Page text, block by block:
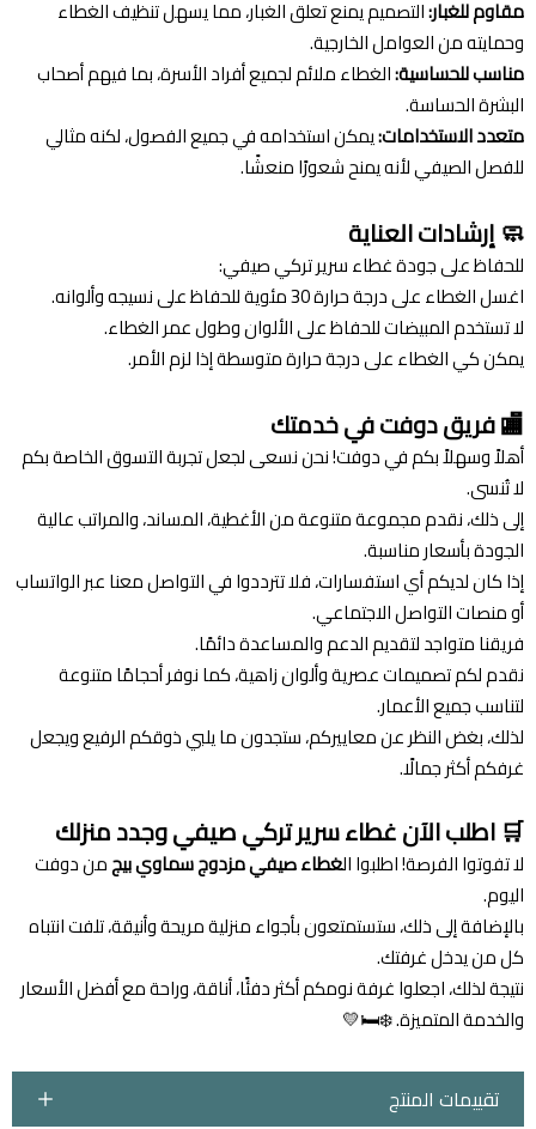
مقاوم للغبار:التصميم يمنع تعلق الغبار، مما يسهل تنظيف الغطاء
وحمايته من العوامل الخارجية.
مناسب للحساسية:الغطاء ملائم لجميع أفراد الأسرة، بما فيهم أصحاب
البشرة الحساسة.
متعدد الاستخدامات:يمكن استخدامه في جميع الفصول، لكنه مثالي
للفصل الصيفي لأنه يمنح شعورًا منعشًا.
🧼 إرشادات العناية
للحفاظ على جودة غطاء سرير تركي صيفي:
اغسل الغطاء على درجة حرارة 30 مئوية للحفاظ على نسيجه وألوانه.
لا تستخدم المبيضات للحفاظ على الألوان وطول عمر الغطاء.
يمكن كي الغطاء على درجة حرارة متوسطة إذا لزم الأمر.
🏬 فريق دوفت في خدمتك
أهلاً وسهلاً بكم في دوفت! نحن نسعى لجعل تجربة التسوق الخاصة بكم
لا تُنسى.
إلى ذلك، نقدم مجموعة متنوعة من الأغطية، المساند، والمراتب عالية
الجودة بأسعار مناسبة.
إذا كان لديكم أي استفسارات، فلا تترددوا في التواصل معنا عبر الواتساب
أو منصات التواصل الاجتماعي.
فريقنا متواجد لتقديم الدعم والمساعدة دائمًا.
نقدم لكم تصميمات عصرية وألوان زاهية، كما نوفر أحجامًا متنوعة
لتناسب جميع الأعمار.
لذلك، بغض النظر عن معاييركم، ستجدون ما يلبي ذوقكم الرفيع ويجعل
غرفكم أكثر جمالًا.
🛒 اطلب الآن غطاء سرير تركي صيفي وجدد منزلك
لا تفوتوا الفرصة! اطلبوا الغطاء صيفي مزدوج سماوي بيجمن دوفت
اليوم.
بالإضافة إلى ذلك، ستستمتعون بأجواء منزلية مريحة وأنيقة، تلفت انتباه
كل من يدخل غرفتك.
نتيجة لذلك، اجعلوا غرفة نومكم أكثر دفئًا، أناقة، وراحة مع أفضل الأسعار
والخدمة المتميزة. ❄️🛏️💛
تقييمات المنتج